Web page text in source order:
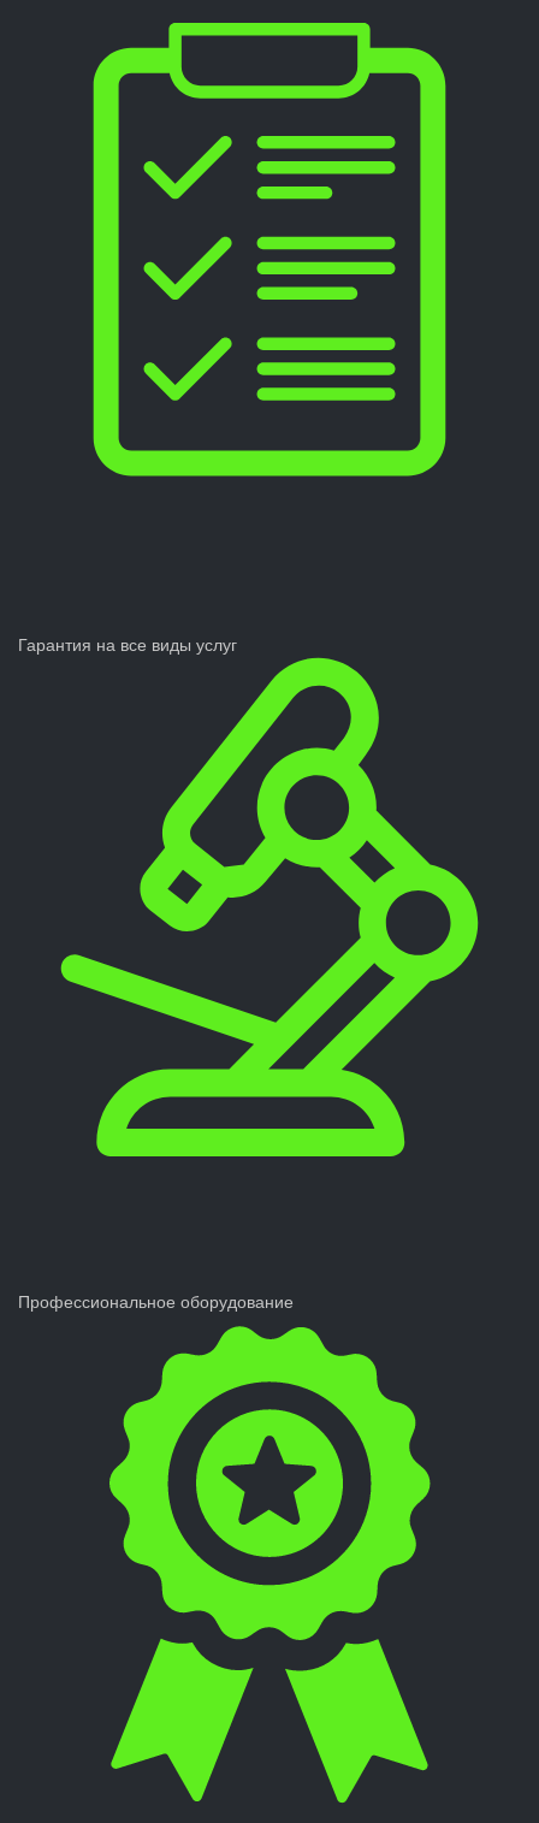
Гарантия на все виды услуг
Профессиональное оборудование